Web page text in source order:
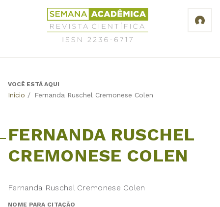
Revista
Científica
Semana
6717
Back
VOCÊ ESTÁ AQUI
Início / Fernanda Ruschel Cremonese Colen
FERNANDA RUSCHEL
CREMONESE COLEN
Fernanda Ruschel Cremonese Colen
NOME PARA CITAÇÃO